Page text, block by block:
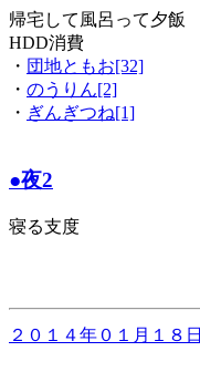
帰宅して風呂って夕飯
HDD消費
・ 団地ともお[32]
・ のうりん[2]
・ ぎんぎつね[1]
●夜2
寝る支度
２０１４年０１月１８日